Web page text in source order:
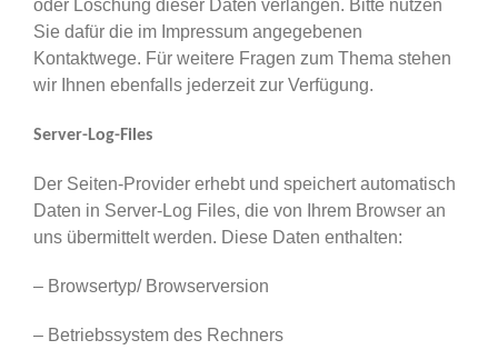
oder Löschung dieser Daten verlangen. Bitte nutzen
Sie dafür die im Impressum angegebenen
Kontaktwege. Für weitere Fragen zum Thema stehen
wir Ihnen ebenfalls jederzeit zur Verfügung.
Server-Log-Files
Der Seiten-Provider erhebt und speichert automatisch
Daten in Server-Log Files, die von Ihrem Browser an
uns übermittelt werden. Diese Daten enthalten:
– Browsertyp/ Browserversion
– Betriebssystem des Rechners